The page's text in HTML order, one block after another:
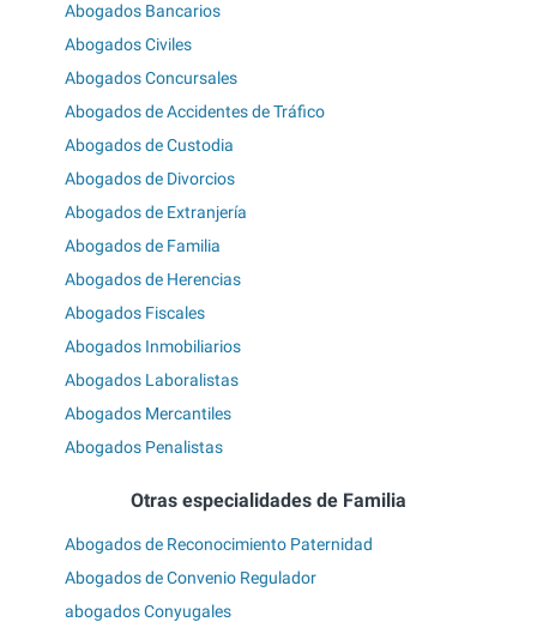
Abogados Bancarios
Abogados Civiles
Abogados Concursales
Abogados de Accidentes de Tráfico
Abogados de Custodia
Abogados de Divorcios
Abogados de Extranjería
Abogados de Familia
Abogados de Herencias
Abogados Fiscales
Abogados Inmobiliarios
Abogados Laboralistas
Abogados Mercantiles
Abogados Penalistas
Otras especialidades de Familia
Abogados de Reconocimiento Paternidad
Abogados de Convenio Regulador
abogados Conyugales